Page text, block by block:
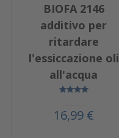
BIOFA 2146
additivo per
ritardare
l'essiccazione oli
all'acqua
16,99 €